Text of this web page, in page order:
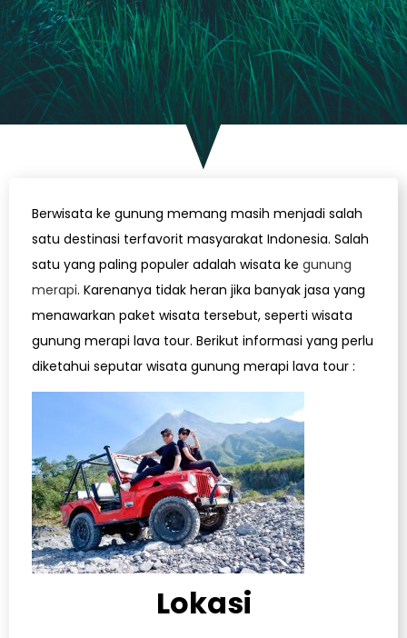
Berwisata ke gunung memang masih menjadi salah
satu destinasi terfavorit masyarakat Indonesia. Salah
satu yang paling populer adalah wisata ke gunung
merapi. Karenanya tidak heran jika banyak jasa yang
menawarkan paket wisata tersebut, seperti wisata
gunung merapi lava tour. Berikut informasi yang perlu
diketahui seputar wisata gunung merapi lava tour :
Lokasi